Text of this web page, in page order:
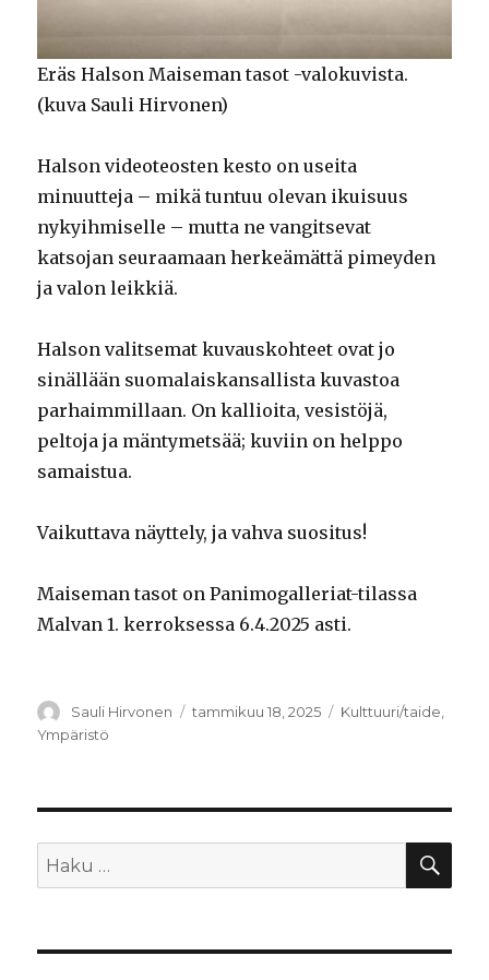
Eräs Halson Maiseman tasot -valokuvista.
(kuva Sauli Hirvonen)
Halson videoteosten kesto on useita
minuutteja – mikä tuntuu olevan ikuisuus
nykyihmiselle – mutta ne vangitsevat
katsojan seuraamaan herkeämättä pimeyden
ja valon leikkiä.
Halson valitsemat kuvauskohteet ovat jo
sinällään suomalaiskansallista kuvastoa
parhaimmillaan. On kallioita, vesistöjä,
peltoja ja mäntymetsää; kuviin on helppo
samaistua.
Vaikuttava näyttely, ja vahva suositus!
Maiseman tasot on Panimogalleriat-tilassa
Malvan 1. kerroksessa 6.4.2025 asti.
Kirjoittaja
Sauli Hirvonen Julkaistu
tammikuu 18, 2025 Kategoriat
Kulttuuri/taide,
Ympäristö
Etsi: